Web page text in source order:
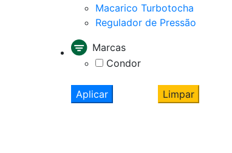
Macarico Turbotocha
Regulador de Pressão
Marcas
Condor
Aplicar Limpar